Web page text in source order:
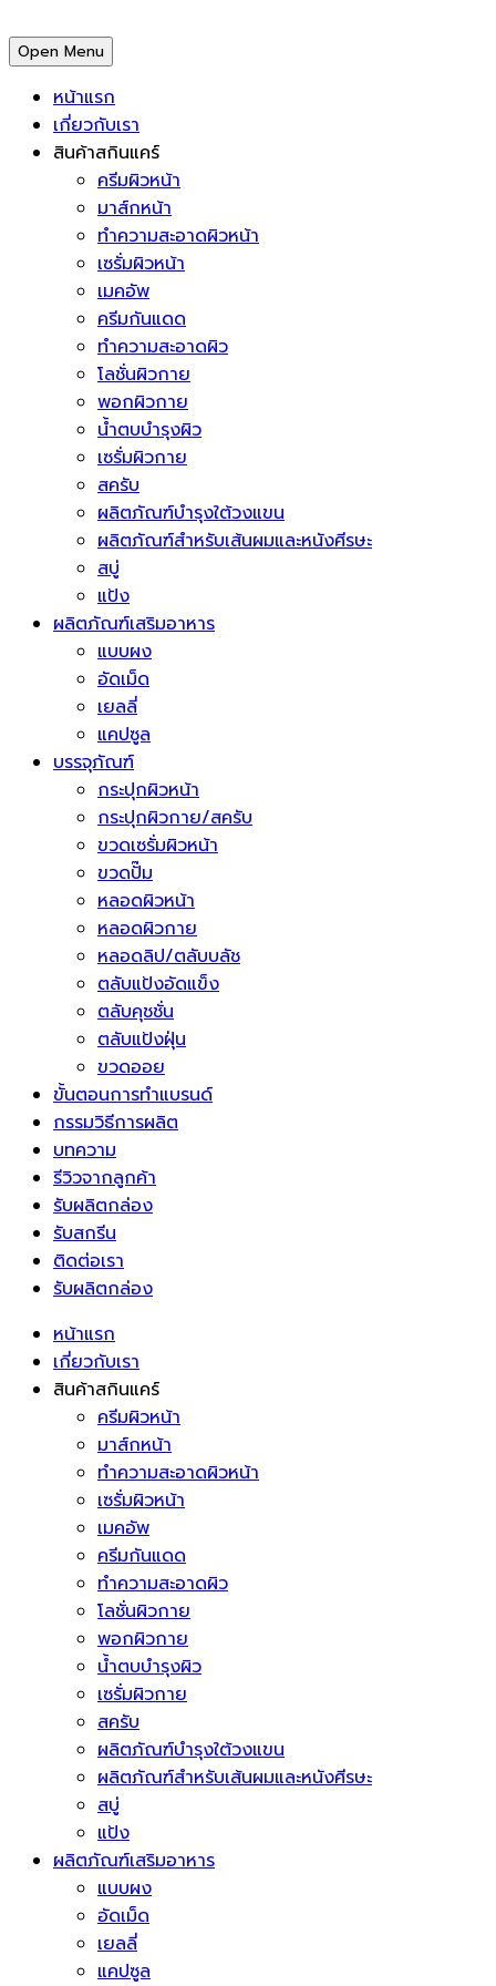
Open Menu
หน้าแรก
เกี่ยวกับเรา
สินค้าสกินแคร์
ครีมผิวหน้า
มาส์กหน้า
ทำความสะอาดผิวหน้า
เซรั่มผิวหน้า
เมคอัพ
ครีมกันแดด
ทำความสะอาดผิว
โลชั่นผิวกาย
พอกผิวกาย
น้ำตบบำรุงผิว
เซรั่มผิวกาย
สครับ
ผลิตภัณฑ์บำรุงใต้วงแขน
ผลิตภัณฑ์สำหรับเส้นผมและหนังศีรษะ
สบู่
แป้ง
ผลิตภัณฑ์เสริมอาหาร
แบบผง
อัดเม็ด
เยลลี่
แคปซูล
บรรจุภัณฑ์
กระปุกผิวหน้า
กระปุกผิวกาย/สครับ
ขวดเซรั่มผิวหน้า
ขวดปั๊ม
หลอดผิวหน้า
หลอดผิวกาย
หลอดลิป/ตลับบลัช
ตลับแป้งอัดแข็ง
ตลับคุชชั่น
ตลับแป้งฝุ่น
ขวดออย
ขั้นตอนการทำแบรนด์
กรรมวิธีการผลิต
บทความ
รีวิวจากลูกค้า
รับผลิตกล่อง
รับสกรีน
ติดต่อเรา
รับผลิตกล่อง
หน้าแรก
เกี่ยวกับเรา
สินค้าสกินแคร์
ครีมผิวหน้า
มาส์กหน้า
ทำความสะอาดผิวหน้า
เซรั่มผิวหน้า
เมคอัพ
ครีมกันแดด
ทำความสะอาดผิว
โลชั่นผิวกาย
พอกผิวกาย
น้ำตบบำรุงผิว
เซรั่มผิวกาย
สครับ
ผลิตภัณฑ์บำรุงใต้วงแขน
ผลิตภัณฑ์สำหรับเส้นผมและหนังศีรษะ
สบู่
แป้ง
ผลิตภัณฑ์เสริมอาหาร
แบบผง
อัดเม็ด
เยลลี่
แคปซูล